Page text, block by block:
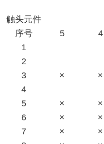
触头元件
序号
5
4
1
2
3
× ×
4
5
× ×
6
× ×
7
× ×